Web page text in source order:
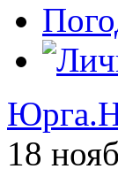
18